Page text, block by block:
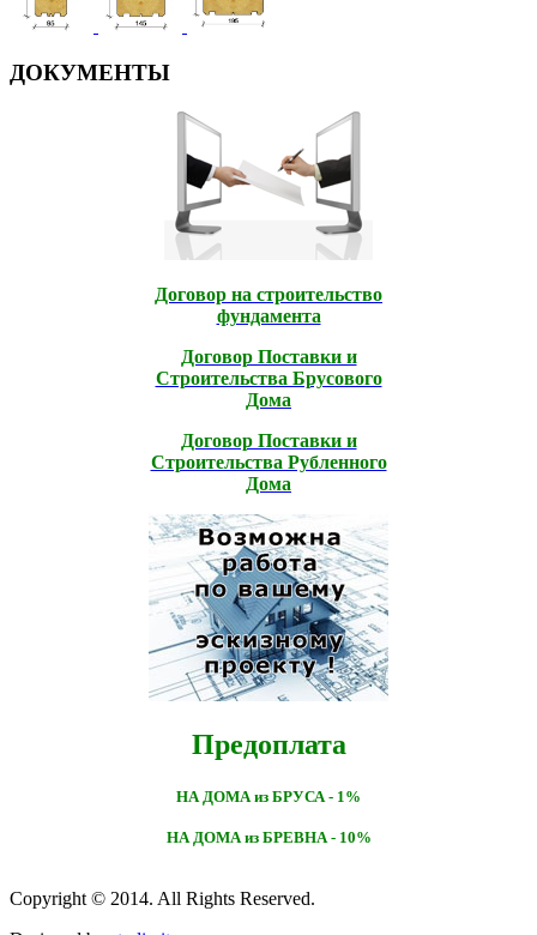
ДОКУМЕНТЫ
Договор на строительство
фундамента
Договор Поставки и
Строительcтва Брусового
Дома
Договор Поставки и
Строительcтва Рубленного
Дома
Предоплата
НА ДОМА из БРУСА - 1%
НА ДОМА из БРЕВНА - 10%
Copyright © 2014. All Rights Reserved.